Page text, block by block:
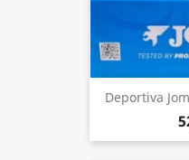
Deportiva